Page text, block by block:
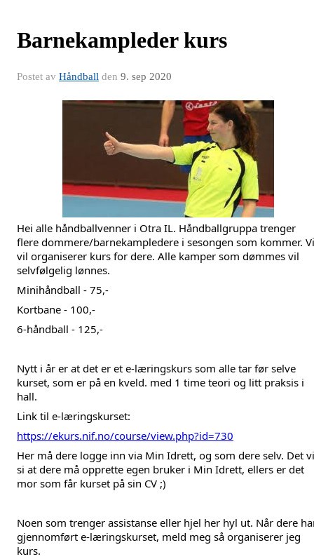
Barnekampleder kurs
Postet av Håndball den 9. sep 2020
Hei alle håndballvenner i Otra IL. Håndballgruppa trenger
flere dommere/barnekampledere i sesongen som kommer. Vi
vil organiserer kurs for dere. Alle kamper som dømmes vil
selvfølgelig lønnes.
Minihåndball - 75,-
Kortbane - 100,-
6-håndball - 125,-
Nytt i år er at det er et e-læringskurs som alle tar før selve
kurset, som er på en kveld. med 1 time teori og litt praksis i
hall.
Link til e-læringskurset:
https://ekurs.nif.no/course/view.php?id=730
Her må dere logge inn via Min Idrett, og som dere selv. Det
si at dere må opprette egen bruker i Min Idrett, ellers er det
mor som får kurset på sin CV ;)
Noen som trenger assistanse eller hjel her hyl ut. Når dere
gjennomført e-læringskurset, meld meg så organiserer jeg
kurs.